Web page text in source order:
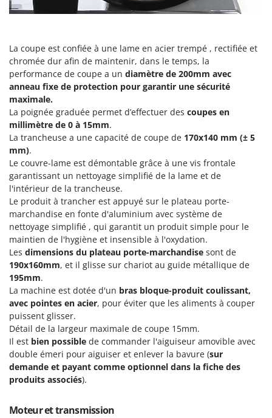
Pulvérisateurs
R
Rafraîchisseurs d'air par évaporation
Rampes de chargement en aluminium
Râpes à fromage électriques
Râteaux pour tracteur
Remplisseuses
Robots Tondeuses
Rogneuses de souches
Rouleaux pour tracteur
S
Scies à os
Scies à Ruban
Scies alternatives à batterie
Scies de jardin télescopiques
Sécateurs électriques à batterie
Sécateurs et Échenilloirs manuels
Sécateurs pneumatiques
Semoirs et Épandeurs d'engrais
Socs pour tracteur
Souffleurs aspirateurs pour Feuilles
GRIFO
GYS
H
Hailo
Helvi
Henx
HiKOKI
I
Idromatic
Il-Tec
Imperia
Infaco
Intec
Intex
Italyco
ITM
J JOLLY ITALIA
K
Karcher
La coupe est confiée à une lame en acier trempé , rectifiée et
chromée dur afin de maintenir, dans le temps, la
performance de coupe a un diamètre de 200mm avec
anneau fixe de protection pour garantir une sécurité
maximale.
La poignée graduée permet d’effectuer des coupes en
millimètre de 0 à 15mm.
La trancheuse a une capacité de coupe de 170x140 mm (± 5
mm).
Le couvre-lame est démontable grâce à une vis frontale
garantissant un nettoyage simplifié de la lame et de
l'intérieur de la trancheuse.
Le produit à trancher est appuyé sur le plateau porte-
marchandise en fonte d'aluminium avec système de
nettoyage simplifié , qui garantit un produit simple pour le
maintien de l'hygiène et insensible à l'oxydation.
Les dimensions du plateau porte-marchandise sont de
190x160mm, et il glisse sur chariot au guide métallique de
195mm.
La machine est dotée d'un bras bloque-produit coulissant,
avec pointes en acier, pour éviter que les aliments à couper
puissent glisser.
Détail de la largeur maximale de coupe 15mm.
Il est bien possible de commander l'aiguiseur amovible avec
double émeri pour aiguiser et enlever la bavure (sur
demande et payant comme optionnel dans la fiche des
produits associés).
Moteur et transmission